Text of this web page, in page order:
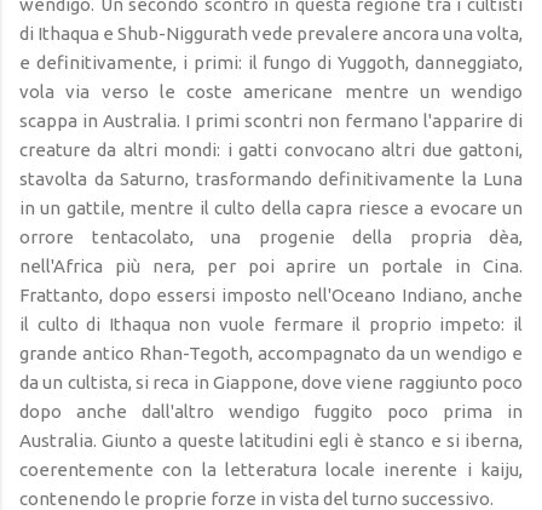
di Ithaqua e Shub-Niggurath vede prevalere ancora una volta,
e definitivamente, i primi: il fungo di Yuggoth, danneggiato,
vola via verso le coste americane mentre un wendigo
scappa in Australia. I primi scontri non fermano l'apparire di
creature da altri mondi: i gatti convocano altri due gattoni,
stavolta da Saturno, trasformando definitivamente la Luna
in un gattile, mentre il culto della capra riesce a evocare un
orrore tentacolato, una progenie della propria dèa,
nell'Africa più nera, per poi aprire un portale in Cina.
Frattanto, dopo essersi imposto nell'Oceano Indiano, anche
il culto di Ithaqua non vuole fermare il proprio impeto: il
grande antico Rhan-Tegoth, accompagnato da un wendigo e
da un cultista, si reca in Giappone, dove viene raggiunto poco
dopo anche dall'altro wendigo fuggito poco prima in
Australia. Giunto a queste latitudini egli è stanco e si iberna,
coerentemente con la letteratura locale inerente i kaiju,
contenendo le proprie forze in vista del turno successivo.